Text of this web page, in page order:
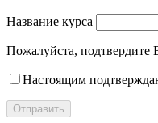
Название курса
Пожалуйста,
Настоящим
Отправить